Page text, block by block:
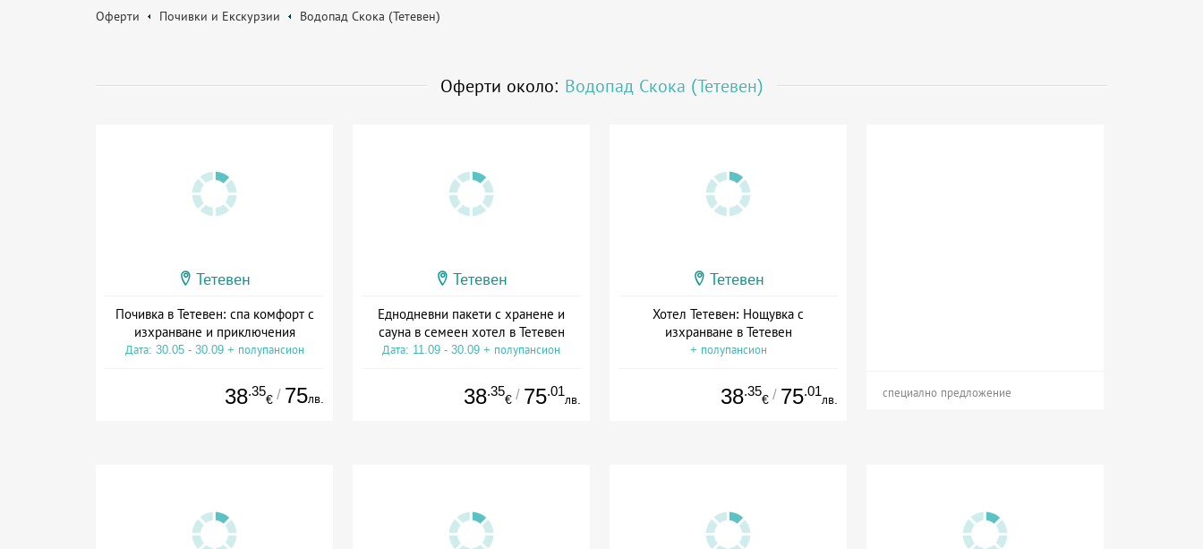
Оферти Почивки и Екскурзии Водопад Скока (Тетевен)
Оферти около: Водопад Скока (Тетевен)
Тетевен
Почивка в Тетевен: спа комфорт с
изхранване и приключения
Дата: 30.05 - 30.09 + полупансион
38.35
€ / 75лв.
Тетевен
Еднодневни пакети с хранене и
сауна в семеен хотел в Тетевен
Дата: 11.09 - 30.09 + полупансион
38.35
€ / 75.01
лв.
Тетевен
Хотел Тетевен: Нощувка с
изхранване в Тетевен
+ полупансион
38.35
€ / 75.01
лв. специално предложение